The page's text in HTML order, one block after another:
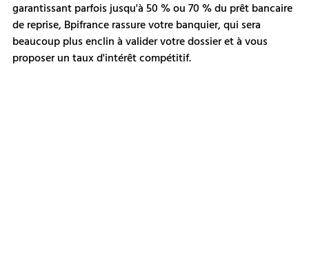
garantissant parfois jusqu'à 50 % ou 70 % du prêt bancaire
de reprise, Bpifrance rassure votre banquier, qui sera
beaucoup plus enclin à valider votre dossier et à vous
proposer un taux d'intérêt compétitif.